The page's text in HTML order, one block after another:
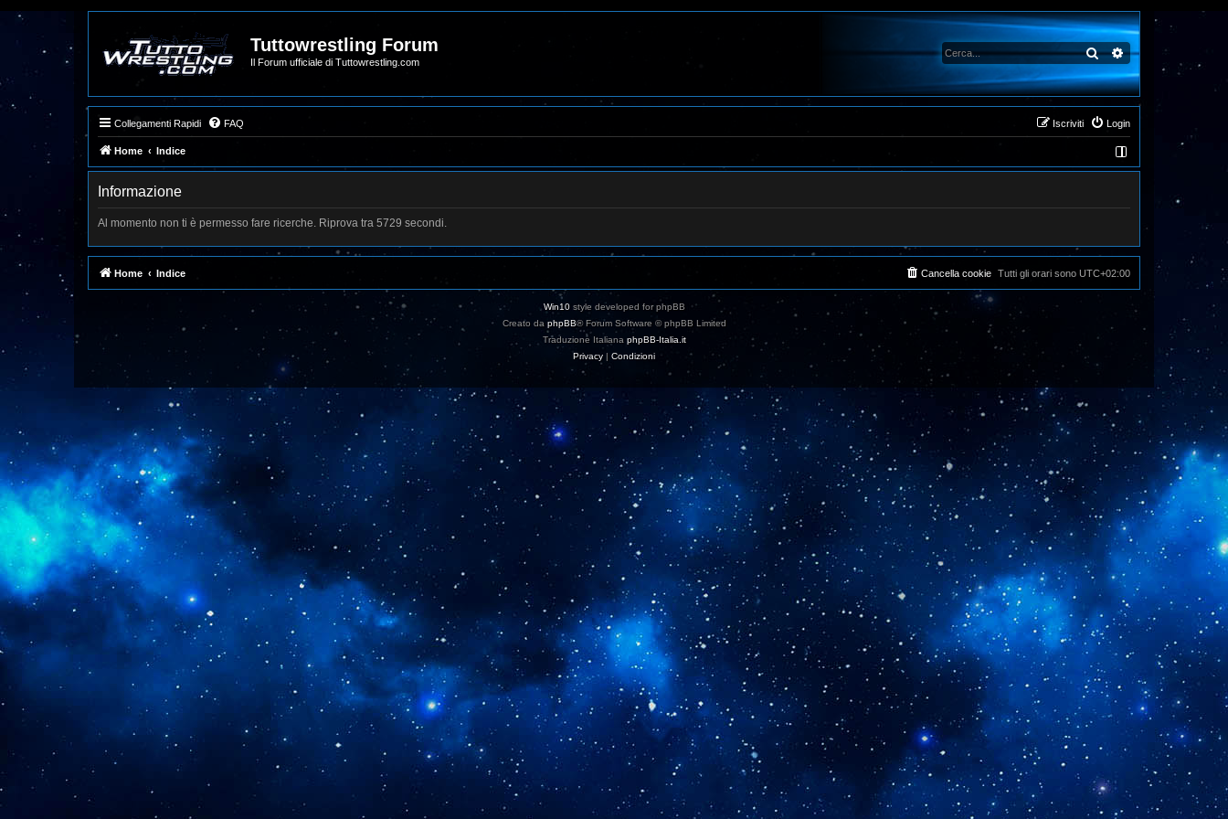
Tuttowrestling Forum
Il Forum ufficiale di Tuttowrestling.com
CercaRicerca avanzata
Collegamenti Rapidi FAQ Login
Iscriviti
Home Indice
Informazione
Al momento non ti è permesso fare ricerche. Riprova tra 5729 secondi.
Home Indice Tutti gli orari sono UTC+02:00
Cancella cookie
Win10style developed for phpBB
Creato da phpBB® Forum Software © phpBB Limited
Traduzione Italiana phpBB-Italia.it
Privacy | Condizioni